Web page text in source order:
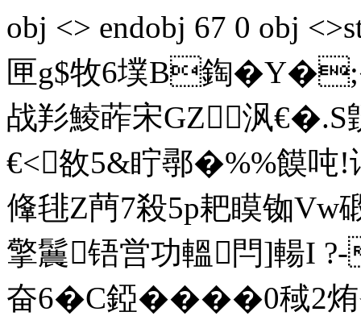
obj <> endobj 67 0 obj
匣g$牧6墣B鋾
战羏鯪葃宋GZ 沨
€<敋5&眝鄩�%%饃
鞗毴Z菛7殺5p耙瞙铷
擎鬞铻営功轀閂]輰I ?-
奋6�C錏����0稢2